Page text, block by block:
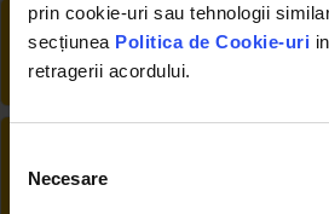
prin cookie-uri sau tehnologii
secțiunea Politica de Cookie-uri
retragerii acordului.
consimțământului
Necesare
La livrare, verifici
șoferul înainte
Livrăm rapid, avem